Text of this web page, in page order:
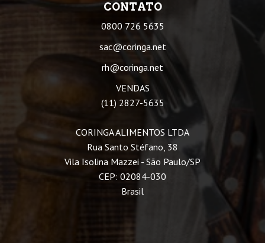
CONTATO
0800 726 5635
sac@coringa.net
rh@coringa.net
VENDAS
(11) 2827-5635
CORINGA ALIMENTOS LTDA
Rua Santo Stéfano, 38
Vila Isolina Mazzei - São Paulo/SP
CEP: 02084-030
Brasil